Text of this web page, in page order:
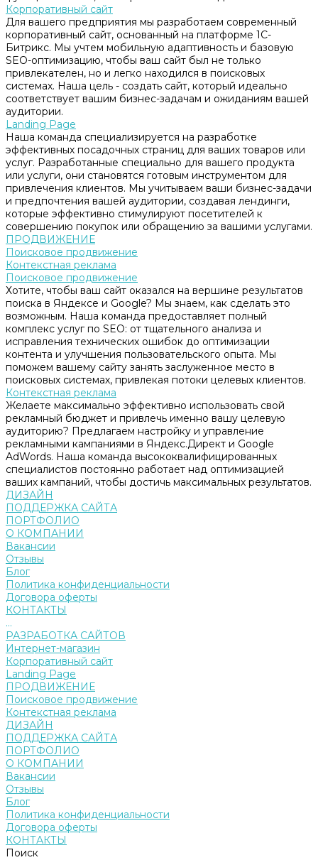
Корпоративный сайт
Для вашего предприятия мы разработаем современный
корпоративный сайт, основанный на платформе 1С-
Битрикс. Мы учтем мобильную адаптивность и базовую
SEO-оптимизацию, чтобы ваш сайт был не только
привлекателен, но и легко находился в поисковых
системах. Наша цель - создать сайт, который идеально
соответствует вашим бизнес-задачам и ожиданиям вашей
аудитории.
Landing Page
Наша команда специализируется на разработке
эффективных посадочных страниц для ваших товаров или
услуг. Разработанные специально для вашего продукта
или услуги, они становятся готовым инструментом для
привлечения клиентов. Мы учитываем ваши бизнес-задачи
и предпочтения вашей аудитории, создавая лендинги,
которые эффективно стимулируют посетителей к
совершению покупок или обращению за вашими услугами.
ПРОДВИЖЕНИЕ
Поисковое продвижение
Контекстная реклама
Поисковое продвижение
Хотите, чтобы ваш сайт оказался на вершине результатов
поиска в Яндексе и Google? Мы знаем, как сделать это
возможным. Наша команда предоставляет полный
комплекс услуг по SEO: от тщательного анализа и
исправления технических ошибок до оптимизации
контента и улучшения пользовательского опыта. Мы
поможем вашему сайту занять заслуженное место в
поисковых системах, привлекая потоки целевых клиентов.
Контекстная реклама
Желаете максимально эффективно использовать свой
рекламный бюджет и привлечь именно вашу целевую
аудиторию? Предлагаем настройку и управление
рекламными кампаниями в Яндекс.Директ и Google
AdWords. Наша команда высококвалифицированных
специалистов постоянно работает над оптимизацией
ваших кампаний, чтобы достичь максимальных результатов.
ДИЗАЙН
ПОДДЕРЖКА САЙТА
ПОРТФОЛИО
О КОМПАНИИ
Вакансии
Отзывы
Блог
Политика конфиденциальности
Договора оферты
КОНТАКТЫ
...
РАЗРАБОТКА САЙТОВ
Интернет-магазин
Корпоративный сайт
Landing Page
ПРОДВИЖЕНИЕ
Поисковое продвижение
Контекстная реклама
ДИЗАЙН
ПОДДЕРЖКА САЙТА
ПОРТФОЛИО
О КОМПАНИИ
Вакансии
Отзывы
Блог
Политика конфиденциальности
Договора оферты
КОНТАКТЫ
Поиск